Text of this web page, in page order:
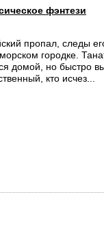
фэнтези
пропал, следы
городке.
домой, но быстро
кто исчез...